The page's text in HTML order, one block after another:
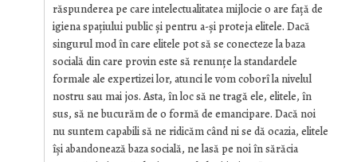
răspunderea pe care intelectualitatea mijlocie o are faţă de
igiena spaţiului public şi pentru a-şi proteja elitele. Dacă
singurul mod în care elitele pot să se conecteze la baza
socială din care provin este să renunţe la standardele
formale ale expertizei lor, atunci le vom coborî la nivelul
nostru sau mai jos. Asta, în loc să ne tragă ele, elitele, în
sus, să ne bucurăm de o formă de emancipare. Dacă noi
nu suntem capabili să ne ridicăm când ni se dă ocazia, elitele
îşi abandonează baza socială, ne lasă pe noi în sărăcia